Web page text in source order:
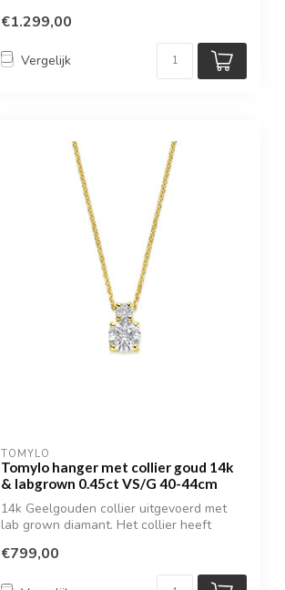
€1.299,00
Vergelijk
TOMYLO
Tomylo hanger met collier goud 14k
& labgrown 0.45ct VS/G 40-44cm
14k Geelgouden collier uitgevoerd met
lab grown diamant. Het collier heeft
€799,00